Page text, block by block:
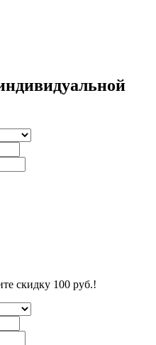
скидку 100 руб.!